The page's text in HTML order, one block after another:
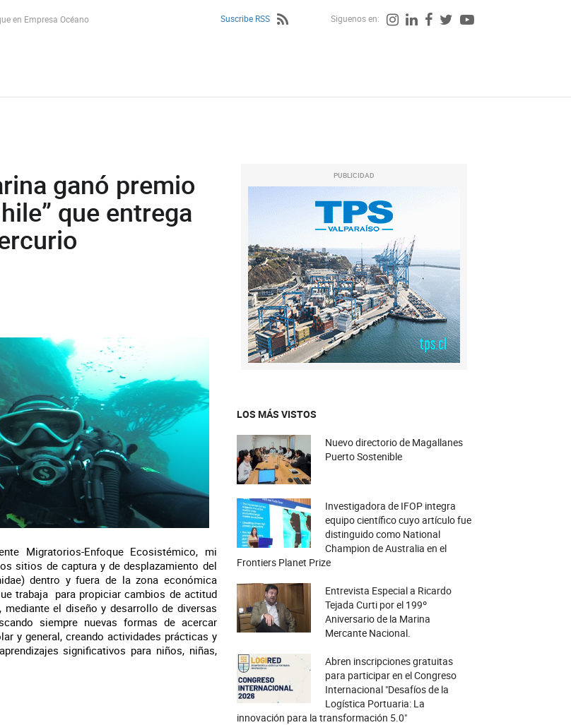
Suscribe RSS Siguenos en:
ganó premio
que entrega
Migratorios-Enfoque Ecosistémico, mi
sitios de captura y de desplazamiento del
dentro y fuera de la zona económica
trabaja para propiciar cambios de actitud
el diseño y desarrollo de diversas
siempre nuevas formas de acercar
y general, creando actividades prácticas y
significativos para niños, niñas,
PUBLICIDAD
LOS MÁS VISTOS
Nuevo directorio de Magallanes
Puerto Sostenible
Investigadora de IFOP integra
equipo científico cuyo artículo fue
distinguido como National
Champion de Australia en el
Frontiers Planet Prize
Entrevista Especial a Ricardo
Tejada Curti por el 199º
Aniversario de la Marina
Mercante Nacional.
Abren inscripciones gratuitas
para participar en el Congreso
Internacional "Desafíos de la
Logística Portuaria: La
innovación para la transformación 5.0"